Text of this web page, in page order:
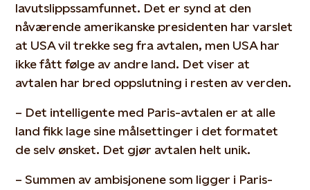
lavutslippssamfunnet. Det er synd at den
nåværende amerikanske presidenten har varslet
at USA vil trekke seg fra avtalen, men USA har
ikke fått følge av andre land. Det viser at
avtalen har bred oppslutning i resten av verden.
– Det intelligente med Paris-avtalen er at alle
land fikk lage sine målsettinger i det formatet
de selv ønsket. Det gjør avtalen helt unik.
– Summen av ambisjonene som ligger i Paris-